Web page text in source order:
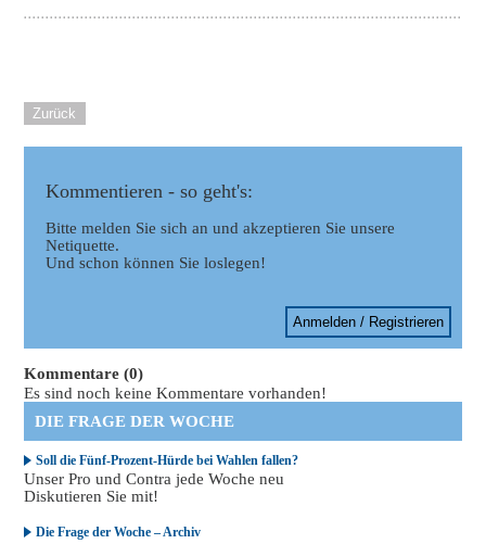
Zurück
Kommentieren - so geht's:
Bitte melden Sie sich an und akzeptieren Sie unsere
Netiquette.
Und schon können Sie loslegen!
Anmelden / Registrieren
Kommentare (0)
Es sind noch keine Kommentare vorhanden!
DIE FRAGE DER WOCHE
Soll die Fünf-Prozent-Hürde bei Wahlen fallen?
Unser Pro und Contra jede Woche neu
Diskutieren Sie mit!
Die Frage der Woche – Archiv